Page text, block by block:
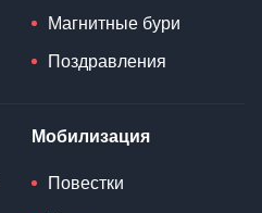
Магнитные бури
Поздравления
Мобилизация
Повестки